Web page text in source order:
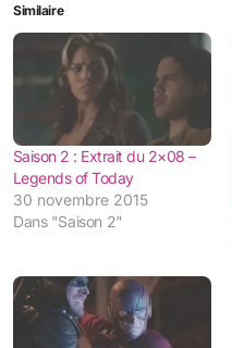
Similaire
Saison 2 : Extrait du 2×08 –
Legends of Today
30 novembre 2015
Dans "Saison 2"